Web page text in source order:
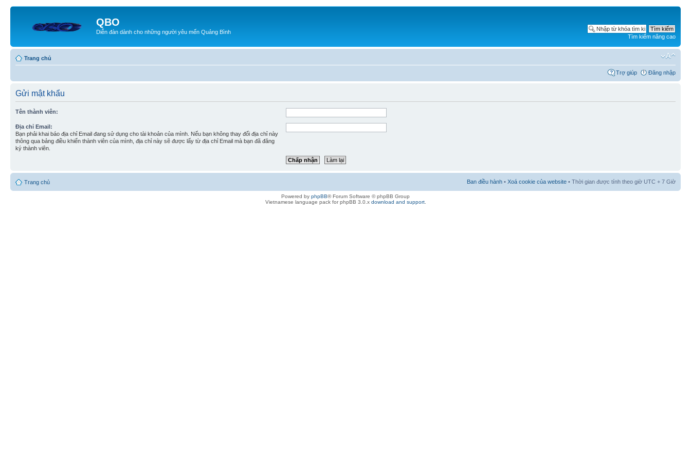
QBO
Diễn đàn dành cho những người yêu mến Quảng Bình
Tìm kiếm nâng cao
Trang chủ
Trợ giúp Đăng nhập
Gửi mật khẩu
Tên thành viên:
Địa chỉ Email:
Bạn phải khai báo địa chỉ Email đang sử dụng cho tài khoản của mình. Nếu bạn không thay đổi địa chỉ này
thông qua bảng điều khiển thành viên của mình, địa chỉ này sẽ được lấy từ địa chỉ Email mà bạn đã đăng
ký thành viên.
Trang chủ Ban điều hành • Xoá cookie của website • Thời gian được tính theo giờ UTC + 7 Giờ
Powered by phpBB® Forum Software © phpBB Group
Vietnamese language pack for phpBB 3.0.x download and support.